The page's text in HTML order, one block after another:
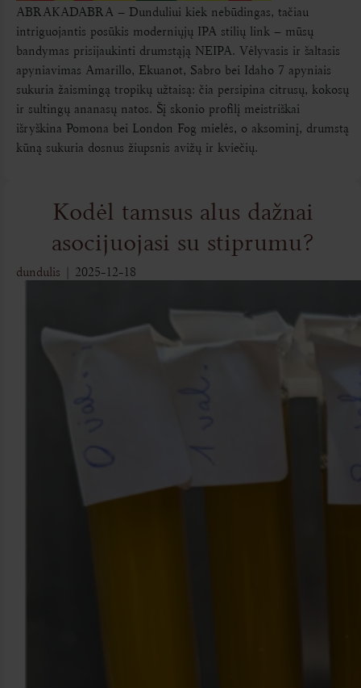
ABRAKADABRA – Dunduliui kiek nebūdingas, tačiau
intriguojantis posūkis moderniųjų IPA stilių link – mūsų
bandymas prisijaukinti drumstąją NEIPA. Vėlyvasis ir šaltasis
apyniavimas Amarillo, Ekuanot, Sabro bei Idaho 7 apyniais
sukuria žaismingą tropikų užtaisą: čia persipina citrusų, kokosų
ir sultingų ananasų natos. Šį skonio profilį meistriškai
išryškina Pomona bei London Fog mielės, o aksominį, drumstą
kūną sukuria dosnus žiupsnis avižų ir kviečių.
Kodėl tamsus alus dažnai
asocijuojasi su stiprumu?
dundulis 2025-12-18